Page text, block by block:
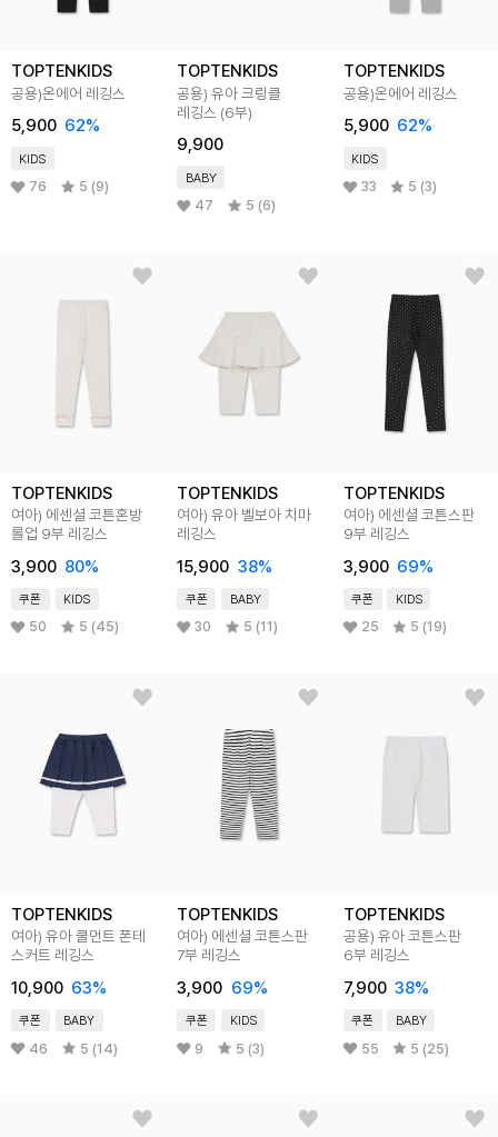
TOPTENKIDS
공용)온에어 레깅스
5,900 62%
KIDS
76 5 (9)
TOPTENKIDS
공용) 유아 크링클
레깅스 (6부)
9,900
BABY
47 5 (6)
TOPTENKIDS
공용)온에어 레깅스
5,900 62%
KIDS
33 5 (3)
TOPTENKIDS
여아) 에센셜 코튼혼방
롤업 9부 레깅스
3,900 80%
쿠폰 KIDS
50 5 (45)
TOPTENKIDS
여아) 유아 벨보아 치마
레깅스
15,900 38%
쿠폰 BABY
30 5 (11)
TOPTENKIDS
여아) 에센셜 코튼스판
9부 레깅스
3,900 69%
쿠폰 KIDS
25 5 (19)
TOPTENKIDS
여아) 유아 쿨먼트 폰테
스커트 레깅스
10,900 63%
쿠폰 BABY
46 5 (14)
TOPTENKIDS
여아) 에센셜 코튼스판
7부 레깅스
3,900 69%
쿠폰 KIDS
9 5 (3)
TOPTENKIDS
공용) 유아 코튼스판
6부 레깅스
7,900 38%
쿠폰 BABY
55 5 (25)